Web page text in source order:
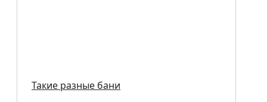
Такие разные бани